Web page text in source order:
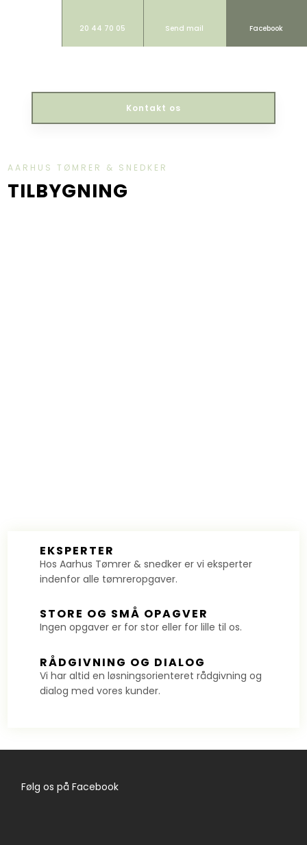
Kontakt os​
20 44 70 05 Send mail Facebook
AARHUS TØMRER & SNEDKER
​TILBYGNING
​EKSPERTER
Hos Aarhus Tømrer & snedker er vi eksperter
indenfor alle tømreropgaver.
​STORE OG SMÅ OPAGVER
​Ingen opgaver er for stor eller for lille til os.
​RÅDGIVNING OG DIALOG
​​​Vi har altid en løsningsorienteret rådgivning og
dialog med vores kunder.
​Følg os på Facebook